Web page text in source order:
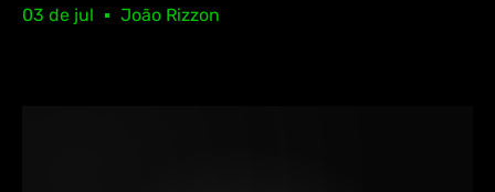
03 de jul João Rizzon